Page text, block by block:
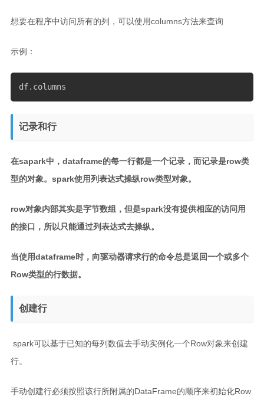
想要在程序中访问所有的列，可以使用columns方法来查询
示例：
df. columns
记录和行
在sapark中，dataframe的每一行都是一个记录，而记录是row类
型的对象。spark使用列表达式操纵row类型对象。
row对象内部其实是字节数组，但是spark没有提供相应的访问用
的接口，所以只能通过列表达式去操纵。
当使用dataframe时，向驱动器请求行的命令总是返回一个或多个
Row类型的行数据。
创建行
​ spark可以基于已知的每列数值去手动实例化一个Row对象来创建
行。
手动创建行必须按照该行所附属的DataFrame的顺序来初始化Row